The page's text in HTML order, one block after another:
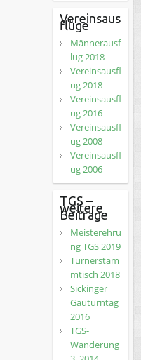
Vereinsaus
flüge
Männerausf
lug 2018
Vereinsausfl
ug 2018
Vereinsausfl
ug 2016
Vereinsausfl
ug 2008
Vereinsausfl
ug 2006
TGS –
weitere
Beiträge
Meisterehru
ng TGS 2019
Turnerstam
mtisch 2018
Sickinger
Gauturntag
2016
TGS-
Wanderung